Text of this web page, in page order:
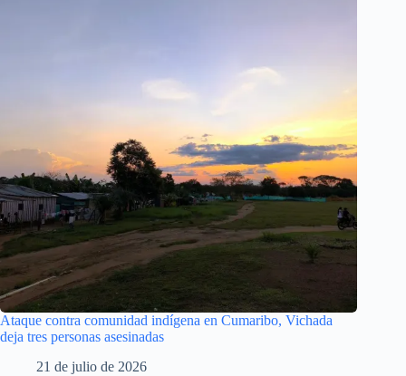
Ataque contra comunidad indígena en Cumaribo, Vichada
deja tres personas asesinadas
21 de julio de 2026